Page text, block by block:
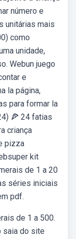
número e
unitárias mais
como
unidade,
Webun juego
e
la página,
para formar la
🍕 24 fatias
criança
pizza
kit
de 1 a 20
séries iniciais
pdf.
de 1 a 500.
saia do site